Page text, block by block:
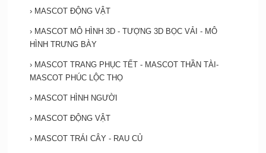
› MASCOT ĐỘNG VẬT
› MASCOT MÔ HÌNH 3D - TƯỢNG 3D BỌC VẢI - MÔ
HÌNH TRƯNG BÀY
› MASCOT TRANG PHỤC TẾT - MASCOT THẦN TÀI-
MASCOT PHÚC LỘC THỌ
› MASCOT HÌNH NGƯỜI
› MASCOT ĐỘNG VẬT
› MASCOT TRÁI CÂY - RAU CỦ